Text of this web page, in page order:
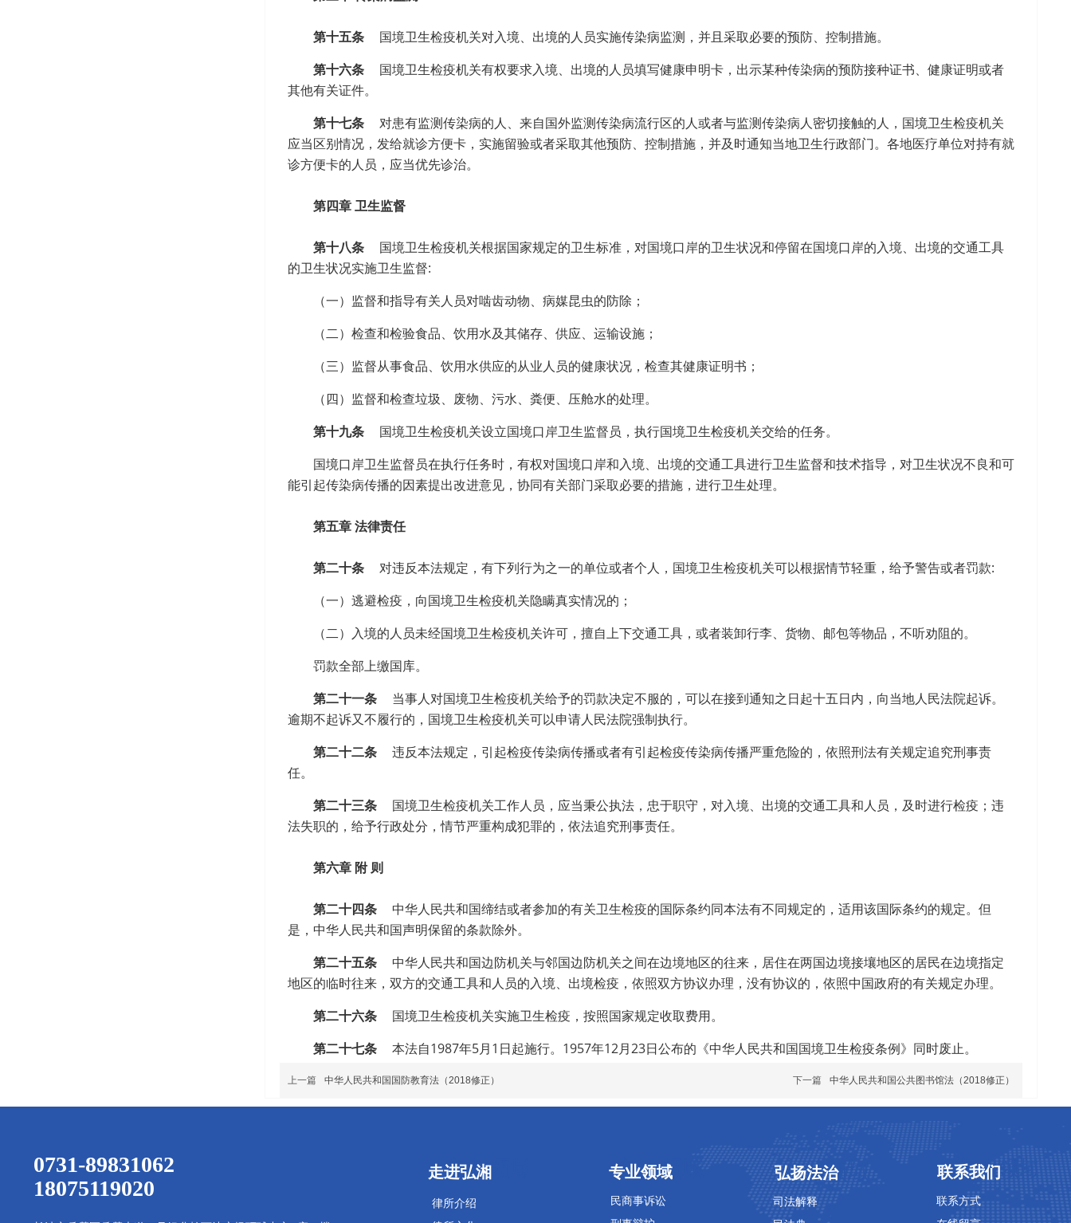
第十五条
国境卫生检疫机关对入境、出境的人员实施传染病监测，并且采取必要的预防、控制措施。
第十六条
国境卫生检疫机关有权要求入境、出境的人员填写健康申明卡，出示某种传染病的预防接种证书、健康证明或者
其他有关证件。
第十七条
对患有监测传染病的人、来自国外监测传染病流行区的人或者与监测传染病人密切接触的人，国境卫生检疫机关
应当区别情况，发给就诊方便卡，实施留验或者采取其他预防、控制措施，并及时通知当地卫生行政部门。各地医疗单位对持有就
诊方便卡的人员，应当优先诊治。
第四章 卫生监督
第十八条
国境卫生检疫机关根据国家规定的卫生标准，对国境口岸的卫生状况和停留在国境口岸的入境、出境的交通工具
的卫生状况实施卫生监督:
（一）监督和指导有关人员对啮齿动物、病媒昆虫的防除；
（二）检查和检验食品、饮用水及其储存、供应、运输设施；
（三）监督从事食品、饮用水供应的从业人员的健康状况，检查其健康证明书；
（四）监督和检查垃圾、废物、污水、粪便、压舱水的处理。
第十九条
国境卫生检疫机关设立国境口岸卫生监督员，执行国境卫生检疫机关交给的任务。
国境口岸卫生监督员在执行任务时，有权对国境口岸和入境、出境的交通工具进行卫生监督和技术指导，对卫生状况不良和可
能引起传染病传播的因素提出改进意见，协同有关部门采取必要的措施，进行卫生处理。
第五章 法律责任
第二十条
对违反本法规定，有下列行为之一的单位或者个人，国境卫生检疫机关可以根据情节轻重，给予警告或者罚款:
（一）逃避检疫，向国境卫生检疫机关隐瞒真实情况的；
（二）入境的人员未经国境卫生检疫机关许可，擅自上下交通工具，或者装卸行李、货物、邮包等物品，不听劝阻的。
罚款全部上缴国库。
第二十一条
当事人对国境卫生检疫机关给予的罚款决定不服的，可以在接到通知之日起十五日内，向当地人民法院起诉。
逾期不起诉又不履行的，国境卫生检疫机关可以申请人民法院强制执行。
第二十二条
违反本法规定，引起检疫传染病传播或者有引起检疫传染病传播严重危险的，依照刑法有关规定追究刑事责
任。
第二十三条
国境卫生检疫机关工作人员，应当秉公执法，忠于职守，对入境、出境的交通工具和人员，及时进行检疫；违
法失职的，给予行政处分，情节严重构成犯罪的，依法追究刑事责任。
第六章 附 则
第二十四条
中华人民共和国缔结或者参加的有关卫生检疫的国际条约同本法有不同规定的，适用该国际条约的规定。但
是，中华人民共和国声明保留的条款除外。
第二十五条
中华人民共和国边防机关与邻国边防机关之间在边境地区的往来，居住在两国边境接壤地区的居民在边境指定
地区的临时往来，双方的交通工具和人员的入境、出境检疫，依照双方协议办理，没有协议的，依照中国政府的有关规定办理。
第二十六条
国境卫生检疫机关实施卫生检疫，按照国家规定收取费用。
第二十七条
本法自1987年5月1日起施行。1957年12月23日公布的《中华人民共和国国境卫生检疫条例》同时废止。
上一篇 中华人民共和国国防教育法（2018修正） 下一篇 中华人民共和国公共图书馆法（2018修正）
律所介绍
专业领域
走进弘湘
民商事诉讼
专业领域
专业领域
司法解释
专业领域
弘扬法治
联系方式
专业领域
联系我们
0731-89831062
18075119020